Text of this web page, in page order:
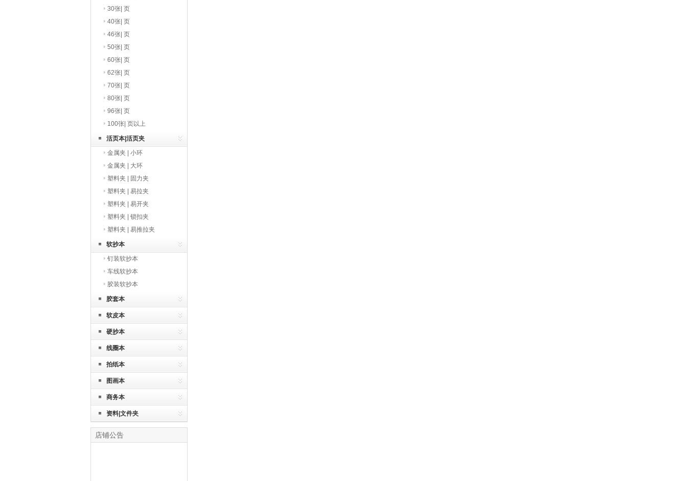
30张| 页
40张| 页
46张| 页
50张| 页
60张| 页
62张| 页
70张| 页
80张| 页
96张| 页
100张| 页以上
活页本|活页夹
金属夹 | 小环
金属夹 | 大环
塑料夹 | 固力夹
塑料夹 | 易拉夹
塑料夹 | 易开夹
塑料夹 | 锁扣夹
塑料夹 | 易推拉夹
软抄本
钉装软抄本
车线软抄本
胶装软抄本
胶套本
软皮本
硬抄本
线圈本
拍纸本
图画本
商务本
资料|文件夹
店铺公告